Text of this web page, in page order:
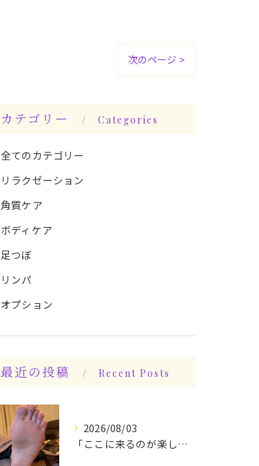
次のページ >
カテゴリー Categories
全てのカテゴリー
リラクゼーション
角質ケア
ボディケア
足つぼ
リンパ
オプション
最近の投稿 Recent Posts
2026/08/03
「ここに来るのが楽しみです♪」と、言っていただけます◎